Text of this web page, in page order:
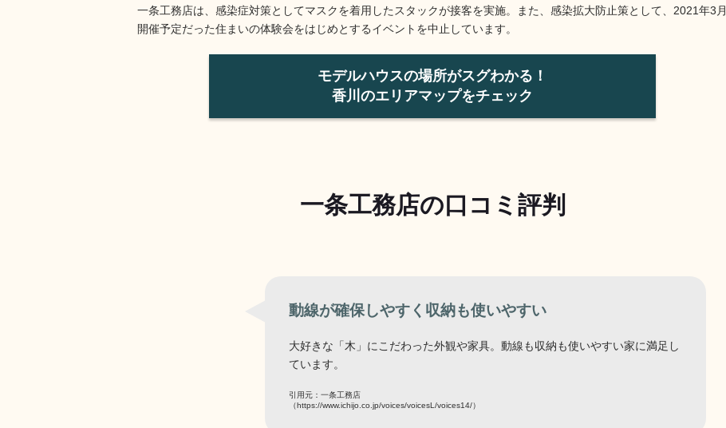
一条工務店は、感染症対策としてマスクを着用したスタックが接客を実施。また、感染拡大防止策として、2021年3月
開催予定だった住まいの体験会をはじめとするイベントを中止しています。
モデルハウスの場所がスグわかる！
香川のエリアマップをチェック
一条工務店の口コミ評判
動線が確保しやすく収納も使いやすい
大好きな「木」にこだわった外観や家具。動線も収納も使いやすい家に満足し
ています。
引用元：一条工務店
（https://www.ichijo.co.jp/voices/voicesL/voices14/）